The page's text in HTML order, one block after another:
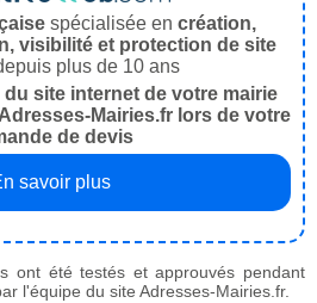
spécialisée en création,
visibilité et protection de site
plus de 10 ans
site internet de votre mairie
Mairies.fr lors de votre
de devis
savoir plus
ont été testés et approuvés pendant
l'équipe du site Adresses-Mairies.fr.